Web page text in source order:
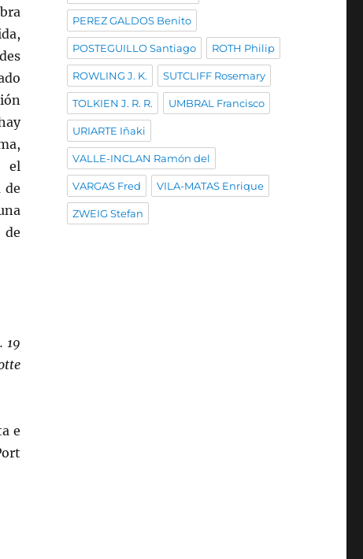
el
de
de
19
e
PEREZ GALDOS Benito
POSTEGUILLO Santiago ROTH Philip
ROWLING J. K. SUTCLIFF Rosemary
TOLKIEN J. R. R. UMBRAL Francisco
URIARTE Iñaki
VALLE-INCLAN Ramón del
VARGAS Fred VILA-MATAS Enrique
ZWEIG Stefan